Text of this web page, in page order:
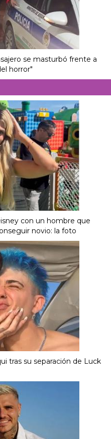
se masturbó frente a
horror"
con un hombre que
novio: la foto
tras su separación de Luck